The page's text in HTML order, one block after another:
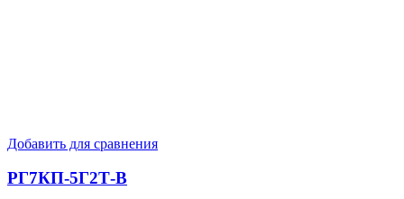
Добавить для сравнения
РГ7КП-5Г2Т-В